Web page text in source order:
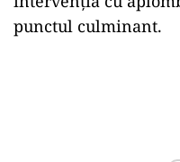
punctul culminant.